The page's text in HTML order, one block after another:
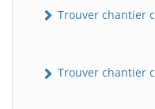
Trouver chantier
Trouver chantier